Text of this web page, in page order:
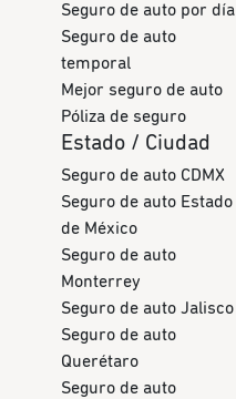
Seguro de auto por día
Seguro de auto
temporal
Mejor seguro de auto
Póliza de seguro
Estado / Ciudad
Seguro de auto CDMX
Seguro de auto Estado
de México
Seguro de auto
Monterrey
Seguro de auto Jalisco
Seguro de auto
Querétaro
Seguro de auto